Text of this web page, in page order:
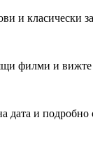
и класически
филми и
дата и подробно